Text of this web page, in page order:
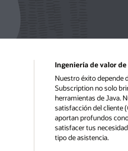
Ingeniería de valor de
Nuestro éxito depende
Subscription no solo
herramientas de Java.
satisfacción del cliente
aportan profundos
satisfacer tus
tipo de asistencia.